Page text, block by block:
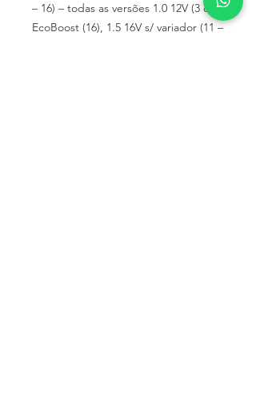
– 16) – todas as versões 1.0 12V (3 cil.)
EcoBoost (16), 1.5 16V s/ variador (11 –